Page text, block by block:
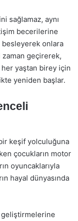
sağlamaz, aynı
becerilerine
besleyerek onlara
geçirerek,
yaştan birey için
yeniden başlar.
keşif yolculuğuna
çocukların motor
oyuncaklarıyla
hayal dünyasında
geliştirmelerine